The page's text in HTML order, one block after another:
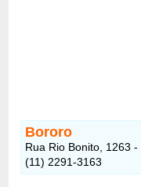
Bororo
Rua Rio Bonito, 1263
(11) 2291-3163